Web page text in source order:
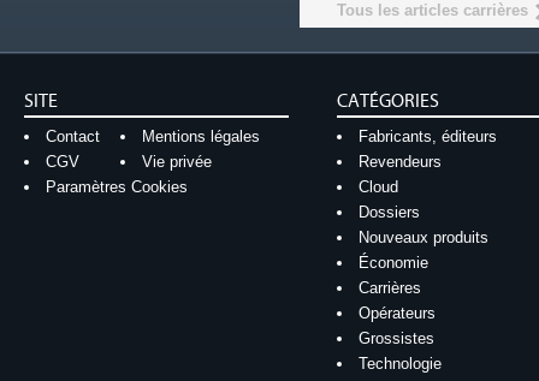
Tous les articles carrières
SITE
Contact
Mentions légales
CGV
Vie privée
Paramètres Cookies
CATÉGORIES
Fabricants, éditeurs
Revendeurs
Cloud
Dossiers
Nouveaux produits
Économie
Carrières
Opérateurs
Grossistes
Technologie